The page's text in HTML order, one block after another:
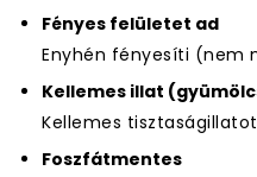
Fényes felületet ad
Enyhén fényesíti (nem
Kellemes illat
Kellemes
Foszfátmentes